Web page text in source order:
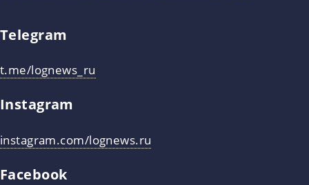
Telegram
t.me/lognews_ru
Instagram
instagram.com/lognews.ru
Facebook